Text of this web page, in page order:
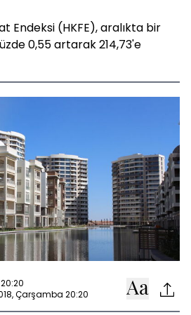
Endeksi (HKFE), aralıkta bir
0,55 artarak 214,73'e
Çarşamba 20:20